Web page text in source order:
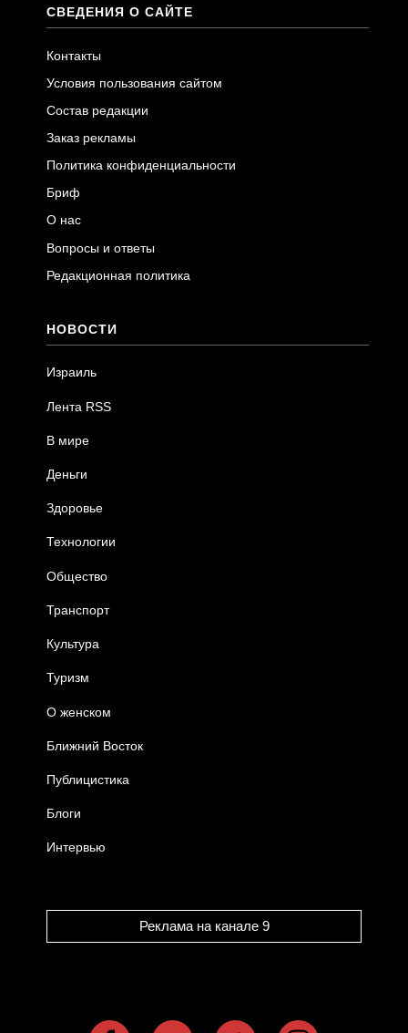
СВЕДЕНИЯ О САЙТЕ
Контакты
Условия пользования сайтом
Состав редакции
Заказ рекламы
Политика конфиденциальности
Бриф
О нас
Вопросы и ответы
Редакционная политика
НОВОСТИ
Израиль
Лента RSS
В мире
Деньги
Здоровье
Технологии
Общество
Транспорт
Культура
Туризм
О женском
Ближний Восток
Публицистика
Блоги
Интервью
Реклама на канале 9